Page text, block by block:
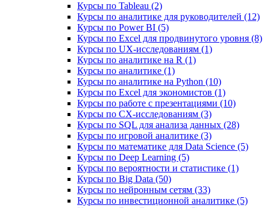
Курсы по Tableau (2)
Курсы по аналитике для руководителей (12)
Курсы по Power BI (5)
Курсы по Excel для продвинутого уровня (8)
Курсы по UX‑исследованиям (1)
Курсы по аналитике на R (1)
Курсы по аналитике (1)
Курсы по аналитике на Python (10)
Курсы по Excel для экономистов (1)
Курсы по работе с презентациями (10)
Курсы по CX-исследованиям (3)
Курсы по SQL для анализа данных (28)
Курсы по игровой аналитике (3)
Курсы по математике для Data Science (5)
Курсы по Deep Learning (5)
Курсы по вероятности и статистике (1)
Курсы по Big Data (50)
Курсы по нейронным сетям (33)
Курсы по инвестиционной аналитике (5)